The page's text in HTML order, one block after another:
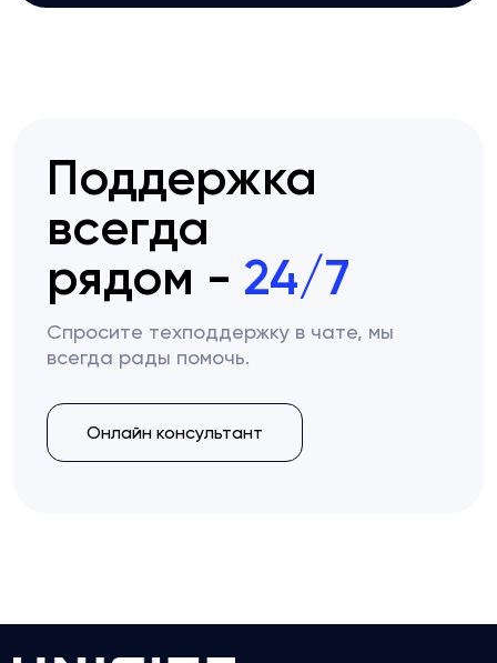
Поддержка
всегда
рядом - 24/7
Спросите техподдержку в чате, мы
всегда рады помочь.
Онлайн консультант